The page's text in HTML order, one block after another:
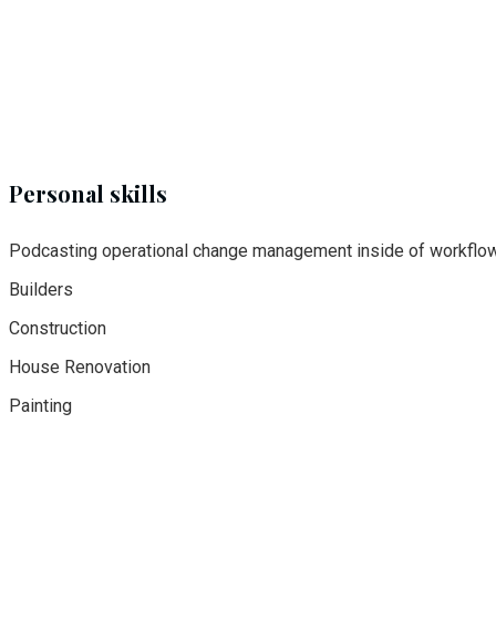
Personal skills
Podcasting operational change management inside of
Builders
Construction
House Renovation
Painting